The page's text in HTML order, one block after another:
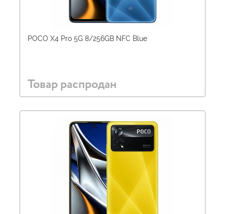
POCO X4 Pro 5G 8/256GB NFC Blue
Товар распродан